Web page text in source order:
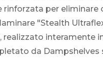
per eliminare
"Stealth
realizzato interamente
da